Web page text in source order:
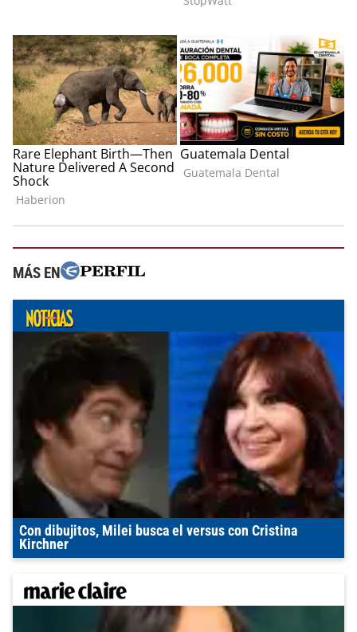
MÁS EN
Con dibujitos, Milei busca el versus con Cristina
Kirchner